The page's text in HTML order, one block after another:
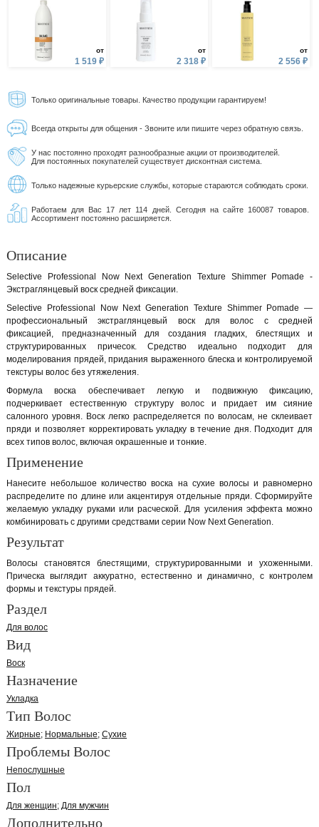
от
1 519 ₽
от
2 318 ₽
от
2 556 ₽
Только оригинальные товары. Качество продукции гарантируем!
Всегда открыты для общения - Звоните или пишите через обратную связь.
У нас постоянно проходят разнообразные акции от производителей.
Для постоянных покупателей существует дисконтная система.
Только надежные курьерские службы, которые стараются соблюдать сроки.
Работаем для Вас 17 лет 114 дней. Сегодня на сайте 160087 товаров.
Ассортимент постоянно расширяется.
Описание
Selective Professional Now Next Generation Texture Shimmer Pomade -
Экстраглянцевый воск средней фиксации.
Selective Professional Now Next Generation Texture Shimmer Pomade —
профессиональный экстраглянцевый воск для волос с средней
фиксацией, предназначенный для создания гладких, блестящих и
структурированных причесок. Средство идеально подходит для
моделирования прядей, придания выраженного блеска и контролируемой
текстуры волос без утяжеления.
Формула воска обеспечивает легкую и подвижную фиксацию,
подчеркивает естественную структуру волос и придает им сияние
салонного уровня. Воск легко распределяется по волосам, не склеивает
пряди и позволяет корректировать укладку в течение дня. Подходит для
всех типов волос, включая окрашенные и тонкие.
Применение
Нанесите небольшое количество воска на сухие волосы и равномерно
распределите по длине или акцентируя отдельные пряди. Сформируйте
желаемую укладку руками или расческой. Для усиления эффекта можно
комбинировать с другими средствами серии Now Next Generation.
Результат
Волосы становятся блестящими, структурированными и ухоженными.
Прическа выглядит аккуратно, естественно и динамично, с контролем
формы и текстуры прядей.
Раздел
Для волос
Вид
Воск
Назначение
Укладка
Тип Волос
Жирные Нормальные Сухие
Проблемы Волос
Непослушные
Пол
Для женщин Для мужчин
Дополнительно